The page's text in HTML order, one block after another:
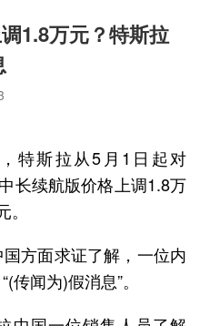
1.8万元？特斯拉
特斯拉从5月1日起对
长续航版价格上调1.8万
方面求证了解，一位内
闻为)假消息”。